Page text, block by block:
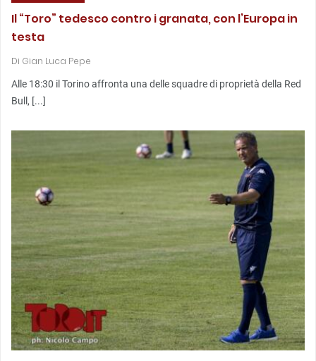
Il “Toro” tedesco contro i granata, con l’Europa in
testa
Di Gian Luca Pepe
Alle 18:30 il Torino affronta una delle squadre di proprietà della Red
Bull, [...]